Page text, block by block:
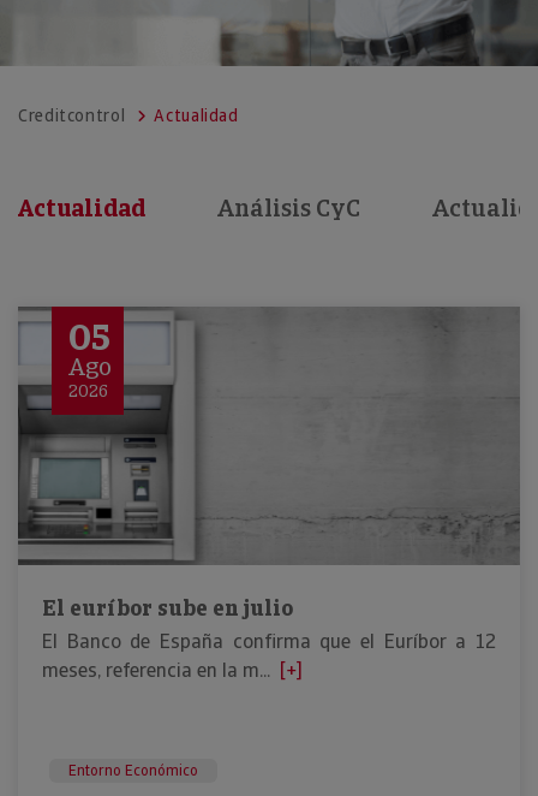
Creditcontrol Actualidad
Actualidad Análisis CyC
05
Ago
2026
El euríbor sube en julio
El Banco de España confirma que el Euríbor a 12
meses, referencia en la m... [+]
Entorno Económico